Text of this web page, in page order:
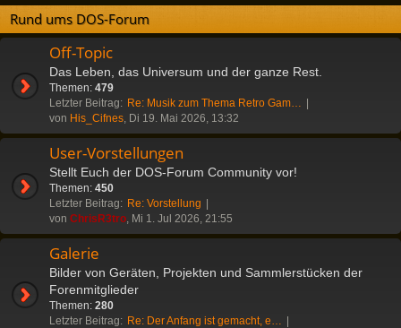
Rund ums DOS-Forum
Off-Topic
Das Leben, das Universum und der ganze Rest.
Themen: 479
Letzter Beitrag: Re: Musik zum Thema Retro Gam…
von His_Cifnes, Di 19. Mai 2026, 13:32
User-Vorstellungen
Stellt Euch der DOS-Forum Community vor!
Themen: 450
Letzter Beitrag: Re: Vorstellung
von ChrisR3tro, Mi 1. Jul 2026, 21:55
Galerie
Bilder von Geräten, Projekten und Sammlerstücken der
Forenmitglieder
Themen: 280
Letzter Beitrag: Re: Der Anfang ist gemacht, e…